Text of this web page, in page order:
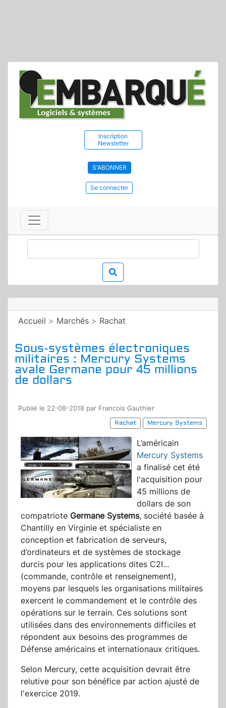
Inscription
Newsletter
S'ABONNER
Se connecter
Accueil > Marchés > Rachat
Sous-systèmes électroniques
militaires : Mercury Systems
avale Germane pour 45 millions
de dollars
Publié le 22-08-2018 par Francois Gauthier
Rachat
Mercury Systems
L’américain
Mercury Systems
a finalisé cet été
l'acquisition pour
45 millions de
dollars de son
compatriote Germane Systems, société basée à
Chantilly en Virginie et spécialiste en
conception et fabrication de serveurs,
d’ordinateurs et de systèmes de stockage
durcis pour les applications dites C2I...
(commande, contrôle et renseignement),
moyens par lesquels les organisations militaires
exercent le commandement et le contrôle des
opérations sur le terrain. Ces solutions sont
utilisées dans des environnements difficiles et
répondent aux besoins des programmes de
Défense américains et internationaux critiques.
Selon Mercury, cette acquisition devrait être
relutive pour son bénéfice par action ajusté de
l'exercice 2019.